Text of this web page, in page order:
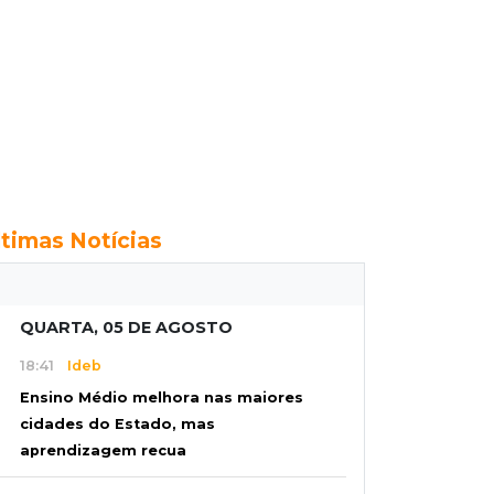
Notícias
QUARTA, 05 DE AGOSTO
18:41 Ideb
Ensino Médio melhora nas maiores
cidades do Estado, mas
aprendizagem recua